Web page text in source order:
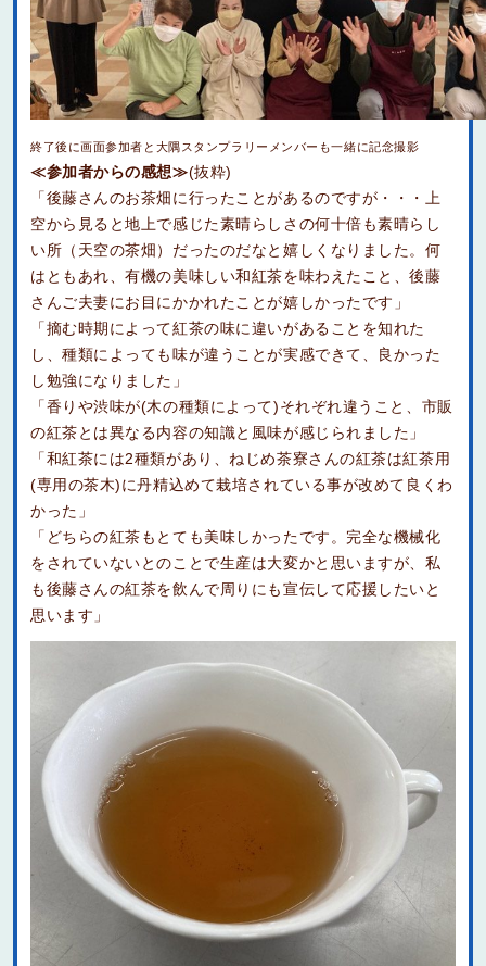
終了後に画面参加者と大隅スタンプラリーメンバーも一緒に記念撮影
≪参加者からの感想≫(抜粋)
「後藤さんのお茶畑に行ったことがあるのですが・・・上
空から見ると地上で感じた素晴らしさの何十倍も素晴らし
い所（天空の茶畑）だったのだなと嬉しくなりました。何
はともあれ、有機の美味しい和紅茶を味わえたこと、後藤
さんご夫妻にお目にかかれたことが嬉しかったです」
「摘む時期によって紅茶の味に違いがあることを知れた
し、種類によっても味が違うことが実感できて、良かった
し勉強になりました」
「香りや渋味が(木の種類によって)それぞれ違うこと、市販
の紅茶とは異なる内容の知識と風味が感じられました」
「和紅茶には2種類があり、ねじめ茶寮さんの紅茶は紅茶用
(専用の茶木)に丹精込めて栽培されている事が改めて良くわ
かった」
「どちらの紅茶もとても美味しかったです。完全な機械化
をされていないとのことで生産は大変かと思いますが、私
も後藤さんの紅茶を飲んで周りにも宣伝して応援したいと
思います」